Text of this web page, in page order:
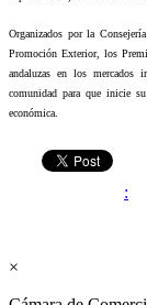
Organizados por la
Promoción Exterior, los
andaluzas en los mercados
comunidad para que inicie
económica.
:
×